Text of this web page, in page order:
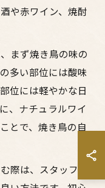
や赤ワイン、焼酎
まず焼き鳥の味の
多い部位には酸味
位には軽やかな日
、ナチュラルワイ
とで、焼き鳥の自
際は、スタッフに